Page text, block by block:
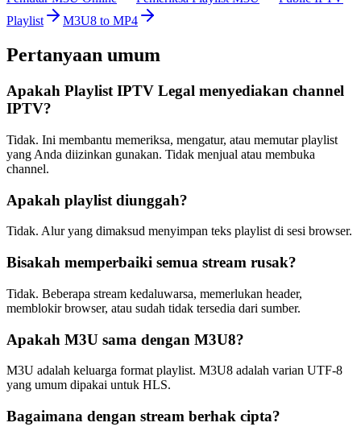
Playlist
M3U8 to MP4
Pertanyaan umum
Apakah Playlist IPTV Legal menyediakan channel
IPTV?
Tidak. Ini membantu memeriksa, mengatur, atau memutar playlist
yang Anda diizinkan gunakan. Tidak menjual atau membuka
channel.
Apakah playlist diunggah?
Tidak. Alur yang dimaksud menyimpan teks playlist di sesi browser.
Bisakah memperbaiki semua stream rusak?
Tidak. Beberapa stream kedaluwarsa, memerlukan header,
memblokir browser, atau sudah tidak tersedia dari sumber.
Apakah M3U sama dengan M3U8?
M3U adalah keluarga format playlist. M3U8 adalah varian UTF-8
yang umum dipakai untuk HLS.
Bagaimana dengan stream berhak cipta?